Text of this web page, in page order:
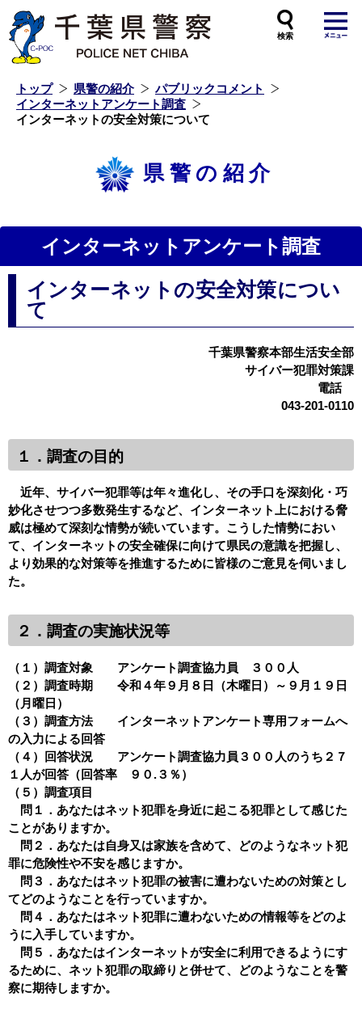
トップ 県警の紹介
パブリックコメント
インターネットアンケート調査
インターネットの安全対策について
県警の紹介
インターネットアンケート調査
インターネットの安全対策につい
て
千葉県警察本部生活安全部
サイバー犯罪対策課
電話
043-201-0110
１．調査の目的
近年、サイバー犯罪等は年々進化し、その手口を深刻化・巧
妙化させつつ多数発生するなど、インターネット上における脅
威は極めて深刻な情勢が続いています。こうした情勢におい
て、インターネットの安全確保に向けて県民の意識を把握し、
より効果的な対策等を推進するために皆様のご意見を伺いまし
た。
２．調査の実施状況等
（１）調査対象 アンケート調査協力員 ３００人
（２）調査時期 令和４年９月８日（木曜日）～９月１９日
（月曜日）
（３）調査方法 インターネットアンケート専用フォームへ
の入力による回答
（４）回答状況 アンケート調査協力員３００人のうち２７
１人が回答（回答率 ９０.３％）
（５）調査項目
問１．あなたはネット犯罪を身近に起こる犯罪として感じた
ことがありますか。
問２．あなたは自身又は家族を含めて、どのようなネット犯
罪に危険性や不安を感じますか。
問３．あなたはネット犯罪の被害に遭わないための対策とし
てどのようなことを行っていますか。
問４．あなたはネット犯罪に遭わないための情報等をどのよ
うに入手していますか。
問５．あなたはインターネットが安全に利用できるようにす
るために、ネット犯罪の取締りと併せて、どのようなことを警
察に期待しますか。